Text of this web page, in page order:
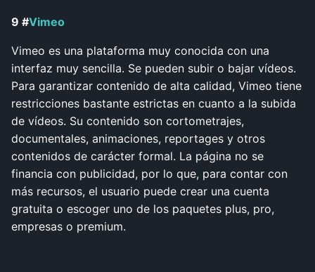
9 #Vimeo
Vimeo es una plataforma muy conocida con una
interfaz muy sencilla. Se pueden subir o bajar vídeos.
Para garantizar contenido de alta calidad, Vimeo tiene
restricciones bastante estrictas en cuanto a la subida
de vídeos. Su contenido son cortometrajes,
documentales, animaciones, reportages y otros
contenidos de carácter formal. La página no se
financia con publicidad, por lo que, para contar con
más recursos, el usuario puede crear una cuenta
gratuita o escoger uno de los paquetes plus, pro,
empresas o premium.